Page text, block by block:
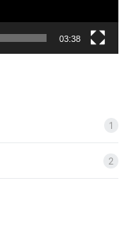
03:38
1
2